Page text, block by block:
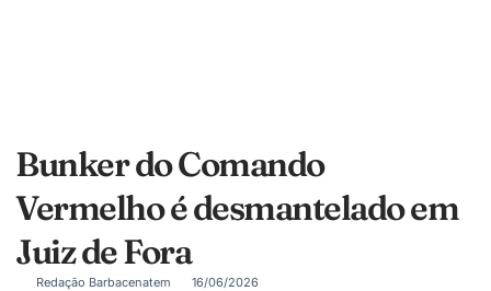
Bunker do Comando
Vermelho é desmantelado em
Juiz de Fora
Redação Barbacenatem 16/06/2026